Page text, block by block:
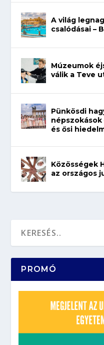
A világ
csalódásai –
Múzeumok
válik a Teve
Pünkösdi
népszokások
és ősi
Közösségek
az országos
PROMÓ